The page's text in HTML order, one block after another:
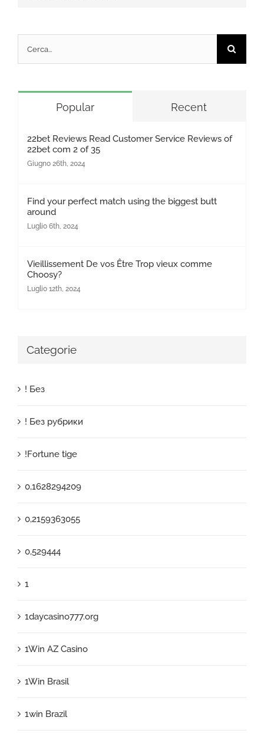
per:
Popular Recent
22bet Reviews Read Customer Service Reviews of
22bet com 2 of 35
Giugno 26th, 2024
Find your perfect match using the biggest butt
around
Luglio 6th, 2024
Vieillissement De vos Être Trop vieux comme
Choosy?
Luglio 12th, 2024
Categorie
! Без
! Без рубрики
!Fortune tige
0,1628294209
0,2159363055
0,529444
1
1daycasino777.org
1Win AZ Casino
1Win Brasil
1win Brazil